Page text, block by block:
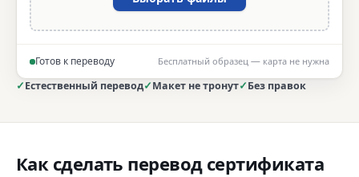
Готов к переводу Бесплатный образец — карта не нужна
✓Естественный перевод✓Макет не тронут✓Без правок
Как сделать перевод сертификата